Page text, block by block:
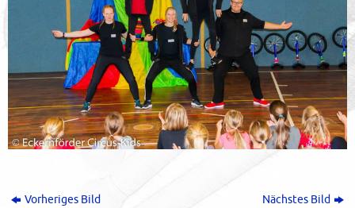
Vorheriges Bild Nächstes Bild